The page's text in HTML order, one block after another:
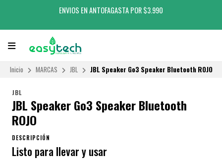
ENVIOS EN ANTOFAGASTA POR $3.990
Inicio MARCAS JBL JBL Speaker Go3 Speaker Bluetooth ROJO
JBL
JBL Speaker Go3 Speaker Bluetooth
ROJO
DESCRIPCIÓN
Listo para llevar y usar